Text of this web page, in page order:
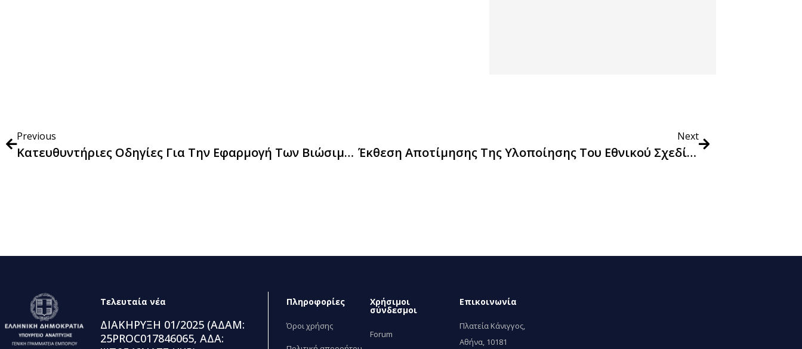
Previous
Κατευθυντήριες Οδηγίες Για Την Εφαρμογή Των Βιώσιμων Δημοσίων Συμβάσεων Από Το UNEP (2η Έκδοση)
Next
Έκθεση Αποτίμησης Της Υλοποίησης Του Εθνικού Σχεδίου Δράσης 2021-2023 Για Τις Πράσινες Δημόσιες Συμβάσεις
Τελευταία νέα
ΔΙΑΚΗΡΥΞΗ 01/2025 (ΑΔΑΜ:
25PROC017846065, ΑΔΑ:
Πληροφορίες
Όροι χρήσης
Χρήσιμοι
σύνδεσμοι
Forum
Επικοινωνία
Πλατεία Κάνιγγος,
Αθήνα, 10181